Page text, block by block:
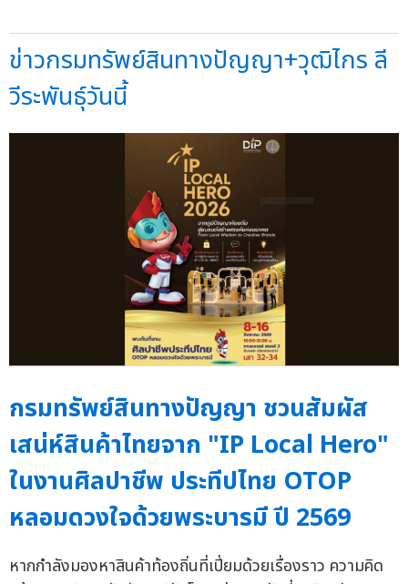
ข่าวกรมทรัพย์สินทางปัญญา+วุฒิไกร ลี
วีระพันธุ์วันนี้
กรมทรัพย์สินทางปัญญา ชวนสัมผัส
เสน่ห์สินค้าไทยจาก "IP Local Hero"
ในงานศิลปาชีพ ประทีปไทย OTOP
หลอมดวงใจด้วยพระบารมี ปี 2569
หากกำลังมองหาสินค้าท้องถิ่นที่เปี่ยมด้วยเรื่องราว ความคิด